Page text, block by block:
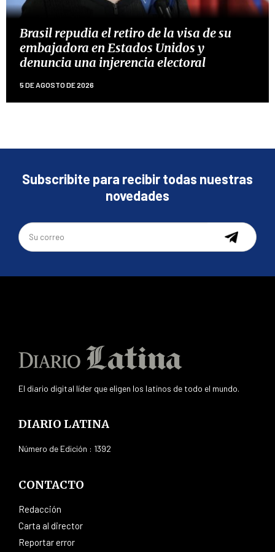
Brasil repudia el retiro de la visa de su
embajadora en Estados Unidos y
denuncia una injerencia electoral
5 DE AGOSTO DE 2026
Subscribite para recibir todas nuestras
novedades
El diario digital líder que eligen los latinos de todo el mundo.
DIARIO LATINA
Número de Edición : 1392
CONTACTO
Redacción
Carta al director
Reportar error